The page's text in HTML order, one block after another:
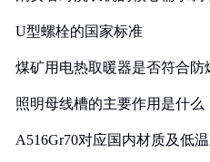
U型螺栓的国家标准
煤矿用电热取暖器是否符合防
照明母线槽的主要作用是什么
A516Gr70对应国内材质及低